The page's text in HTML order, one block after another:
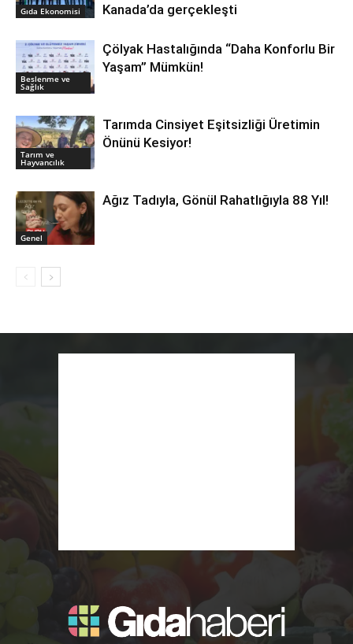
Gıda Ekonomisi
Kanada’da gerçekleşti
Beslenme ve
Sağlık
Çölyak Hastalığında “Daha Konforlu Bir
Yaşam” Mümkün!
Tarım ve
Hayvancılık
Tarımda Cinsiyet Eşitsizliği Üretimin
Önünü Kesiyor!
Genel
Ağız Tadıyla, Gönül Rahatlığıyla 88 Yıl!